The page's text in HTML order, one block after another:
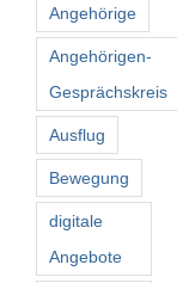
Angehörige
Angehörigen-
Gesprächskreis
Ausflug
Bewegung
digitale
Angebote